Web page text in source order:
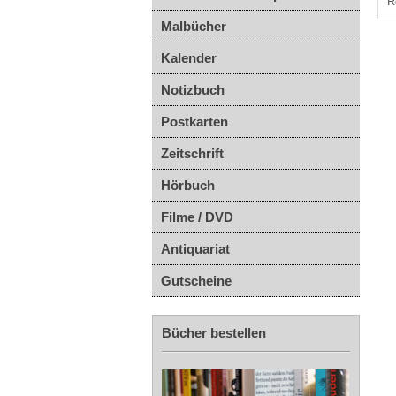
Malbücher
Kalender
Notizbuch
Postkarten
Zeitschrift
Hörbuch
Filme / DVD
Antiquariat
Gutscheine
Bücher bestellen